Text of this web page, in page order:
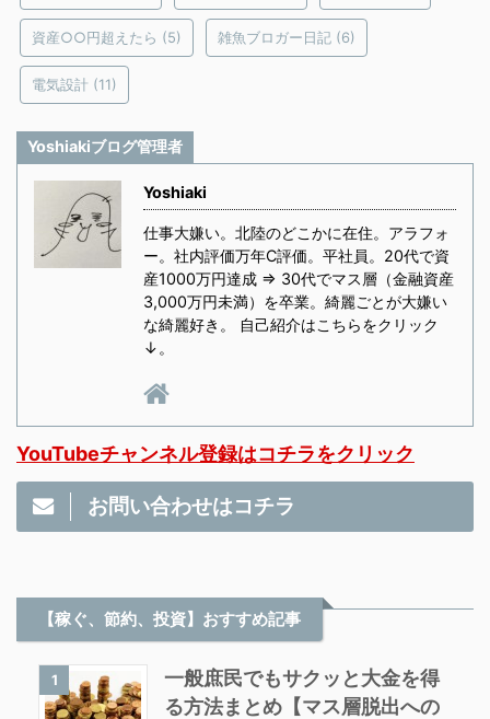
資産○○円超えたら (5) 雑魚ブロガー日記 (6)
電気設計 (11)
Yoshiakiブログ管理者
Yoshiaki
仕事大嫌い。北陸のどこかに在住。アラフォ
ー。社内評価万年C評価。平社員。20代で資
産1000万円達成 ⇒ 30代でマス層（金融資産
3,000万円未満）を卒業。綺麗ごとが大嫌い
な綺麗好き。 自己紹介はこちらをクリック
↓。
YouTubeチャンネル登録はコチラをクリック
お問い合わせはコチラ
【稼ぐ、節約、投資】おすすめ記事
1
一般庶民でもサクッと大金を得
る方法まとめ【マス層脱出への